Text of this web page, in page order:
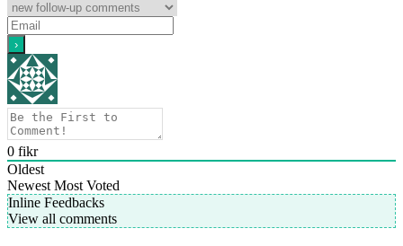
0 fikr
Oldest
Newest Most Voted
Inline Feedbacks
View all comments